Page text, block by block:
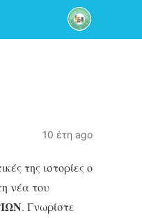
10 έτη ago
της ιστορίες ο
νέα του
. Γνωρίστε